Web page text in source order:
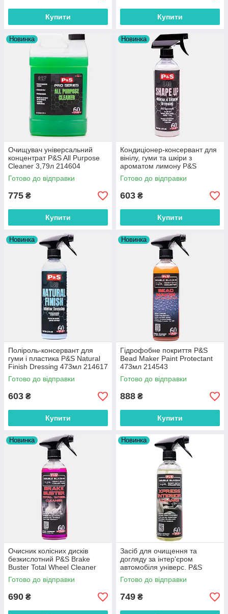
Купити Купити
Новинка
Очищувач універсальний
концентрат P&S All Purpose
Cleaner 3,79л 214604
Готово до відправки
775 ₴
Купити
Новинка
Кондиціонер-консервант для
вінілу, гуми та шкіри з
ароматом лимону P&S
Shape-Up 473мл 214591
Готово до відправки
603 ₴
Купити
Новинка
Поліроль-консервант для
гуми і пластика P&S Natural
Finish Dressing 473мл 214617
Готово до відправки
603 ₴
Купити
Новинка
Гідрофобне покриття P&S
Bead Maker Paint Protectant
473мл 214543
Готово до відправки
888 ₴
Купити
Новинка
Очисник колісних дисків
безкислотний P&S Brake
Buster Total Wheel Cleaner
473мл 214627
Готово до відправки
690 ₴
Новинка
Засіб для очищення та
догляду за інтер'єром
автомобіля універс. P&S
XPRESS Interior Cleaner
473мл 214580
Готово до відправки
749 ₴